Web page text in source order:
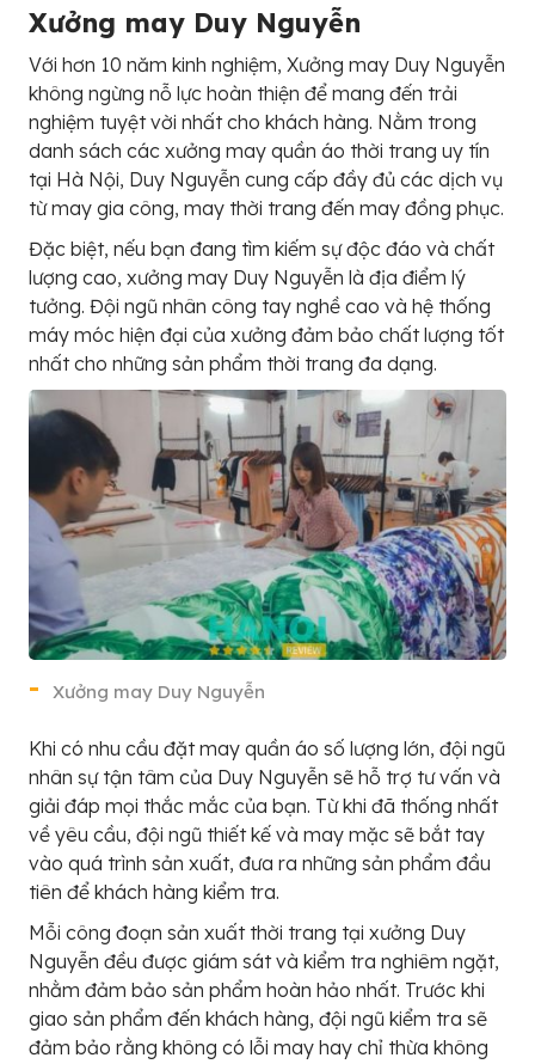
Xưởng may Duy Nguyễn
Với hơn 10 năm kinh nghiệm, Xưởng may Duy Nguyễn
không ngừng nỗ lực hoàn thiện để mang đến trải
nghiệm tuyệt vời nhất cho khách hàng. Nằm trong
danh sách các xưởng may quần áo thời trang uy tín
tại Hà Nội, Duy Nguyễn cung cấp đầy đủ các dịch vụ
từ may gia công, may thời trang đến may đồng phục.
Đặc biệt, nếu bạn đang tìm kiếm sự độc đáo và chất
lượng cao, xưởng may Duy Nguyễn là địa điểm lý
tưởng. Đội ngũ nhân công tay nghề cao và hệ thống
máy móc hiện đại của xưởng đảm bảo chất lượng tốt
nhất cho những sản phẩm thời trang đa dạng.
Xưởng may Duy Nguyễn
Khi có nhu cầu đặt may quần áo số lượng lớn, đội ngũ
nhân sự tận tâm của Duy Nguyễn sẽ hỗ trợ tư vấn và
giải đáp mọi thắc mắc của bạn. Từ khi đã thống nhất
về yêu cầu, đội ngũ thiết kế và may mặc sẽ bắt tay
vào quá trình sản xuất, đưa ra những sản phẩm đầu
tiên để khách hàng kiểm tra.
Mỗi công đoạn sản xuất thời trang tại xưởng Duy
Nguyễn đều được giám sát và kiểm tra nghiêm ngặt,
nhằm đảm bảo sản phẩm hoàn hảo nhất. Trước khi
giao sản phẩm đến khách hàng, đội ngũ kiểm tra sẽ
đảm bảo rằng không có lỗi may hay chỉ thừa không